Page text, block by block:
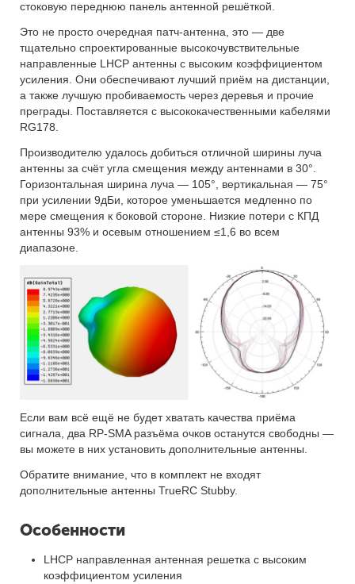
стоковую переднюю панель антенной решёткой.
Это не просто очередная патч-антенна, это — две
тщательно спроектированные высокочувствительные
направленные LHCP антенны с высоким коэффициентом
усиления. Они обеспечивают лучший приём на дистанции,
а также лучшую пробиваемость через деревья и прочие
преграды. Поставляется с высококачественными кабелями
RG178.
Производителю удалось добиться отличной ширины луча
антенны за счёт угла смещения между антеннами в 30°.
Горизонтальная ширина луча — 105°, вертикальная — 75°
при усилении 9дБи, которое уменьшается медленно по
мере смещения к боковой стороне. Низкие потери с КПД
антенны 93% и осевым отношением ≤1,6 во всем
диапазоне.
Если вам всё ещё не будет хватать качества приёма
сигнала, два RP-SMA разъёма очков останутся свободны —
вы можете в них установить дополнительные антенны.
Обратите внимание, что в комплект не входят
дополнительные антенны TrueRC Stubby.
Особенности
LHCP направленная антенная решетка с высоким
коэффициентом усиления